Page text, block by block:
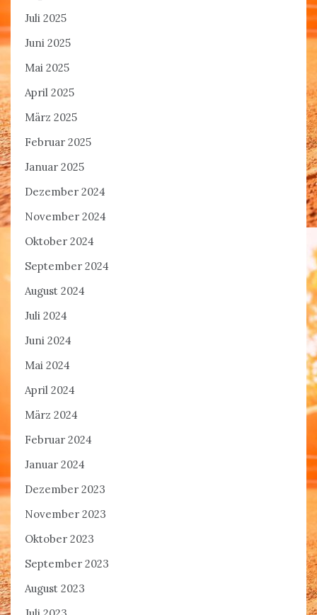
Juli 2025
Juni 2025
Mai 2025
April 2025
März 2025
Februar 2025
Januar 2025
Dezember 2024
November 2024
Oktober 2024
September 2024
August 2024
Juli 2024
Juni 2024
Mai 2024
April 2024
März 2024
Februar 2024
Januar 2024
Dezember 2023
November 2023
Oktober 2023
September 2023
August 2023